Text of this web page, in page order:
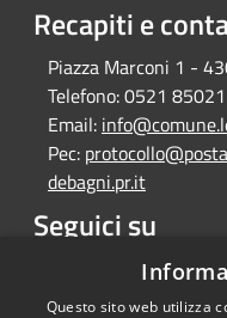
Recapiti e
Piazza Marconi 1 -
Telefono:0521
Email:
Pec:
debagni.pr.it
Seguici su
Facebook
Questo sito web utilizza